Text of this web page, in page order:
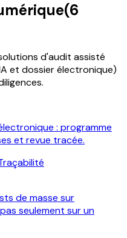
(6
d'audit assisté
et dossier électronique)
: programme
et revue tracée.
de masse sur
seulement sur un